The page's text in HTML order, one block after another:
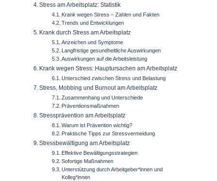
Stress am Arbeitsplatz: Statistik
Krank wegen Stress – Zahlen und Fakten
Trends und Entwicklungen
Krank durch Stress am Arbeitsplatz
Anzeichen und Symptome
Langfristige gesundheitliche Auswirkungen
Auswirkungen auf die Arbeitsleistung
Krank wegen Stress: Hauptursachen am Arbeitsplatz
Unterschied zwischen Stress und Belastung
Stress, Mobbing und Burnout am Arbeitsplatz
Zusammenhang und Unterschiede
Präventionsmaßnahmen
Stressprävention am Arbeitsplatz
Warum ist Prävention wichtig?
Praktische Tipps zur Stressvermeidung
Stressbewältigung am Arbeitsplatz
Effektive Bewältigungsstrategien
Sofortige Maßnahmen
Unterstützung durch Arbeitgeber*innen und
Kolleg*innen